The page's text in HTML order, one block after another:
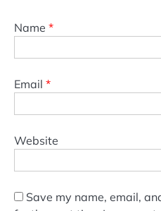
Name *
Email *
Website
Save my name, email,